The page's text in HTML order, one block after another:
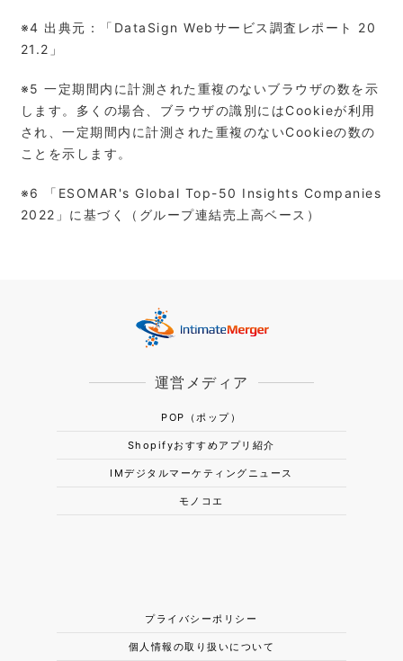
※4 出典元：「DataSign Webサービス調査レポート 20
21.2」
※5 ⼀定期間内に計測された重複のないブラウザの数を⽰
します。多くの場合、ブラウザの識別にはCookieが利⽤
され、⼀定期間内に計測された重複のないCookieの数の
ことを⽰します。
※6 「ESOMAR's Global Top-50 Insights Companies
2022」に基づく（グループ連結売上高ベース）
運営メディア
POP（ポップ）
Shopifyおすすめアプリ紹介
IMデジタルマーケティングニュース
モノコエ
プライバシーポリシー
個人情報の取り扱いについて